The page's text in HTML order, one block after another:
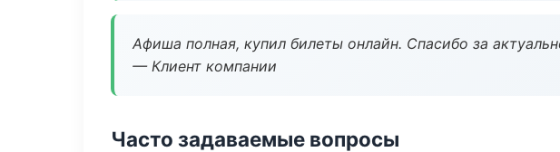
Афиша полная, купил билеты онлайн. Спасибо за
— Клиент компании
Часто задаваемые вопросы